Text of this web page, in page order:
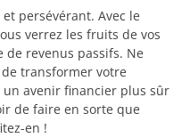
persévérant. Avec le
verrez les fruits de vos
revenus passifs. Ne
transformer votre
un avenir financier plus sûr
de faire en sorte que
en !